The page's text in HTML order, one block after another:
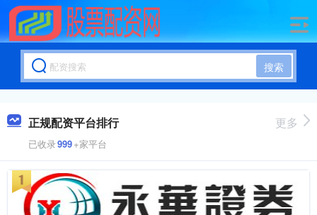
搜索
正规配资平台排行
已收录999+家平台
更多